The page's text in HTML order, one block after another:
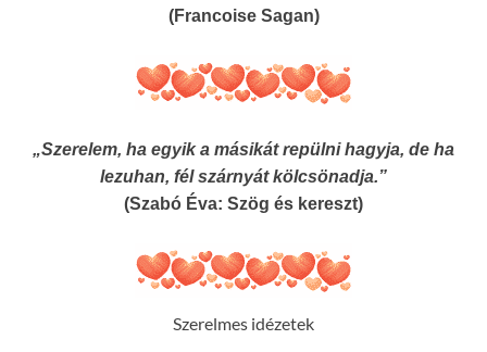
(Francoise Sagan)
„Szerelem, ha egyik a másikát repülni hagyja, de ha
lezuhan, fél szárnyát kölcsönadja.”
(Szabó Éva: Szög és kereszt)
Szerelmes idézetek